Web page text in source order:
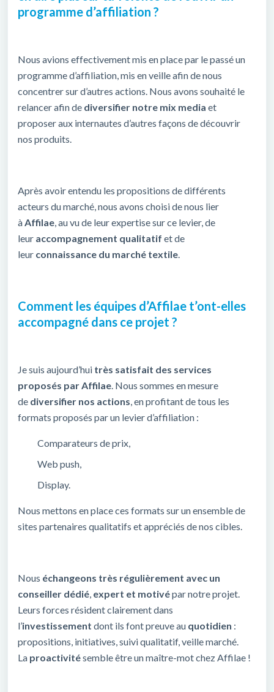
programme d’affiliation ?
Nous avions effectivement mis en place par le passé un
programme d’affiliation, mis en veille afin de nous
concentrer sur d’autres actions. Nous avons souhaité le
relancer afin de diversifier notre mix media et
proposer aux internautes d’autres façons de découvrir
nos produits.
Après avoir entendu les propositions de différents
acteurs du marché, nous avons choisi de nous lier
àAffilae, au vu de leur expertise sur ce levier, de
leur accompagnement qualitatif et de
leur connaissance du marché textile.
Comment les équipes d’Affilae t’ont-elles
accompagné dans ce projet ?
Je suis aujourd’hui très satisfait des services
proposés par Affilae. Nous sommes en mesure
de diversifier nos actions, en profitant de tous les
formats proposés par un levier d’affiliation :
Comparateurs de prix,
Web push,
Display.
Nous mettons en place ces formats sur un ensemble de
sites partenaires qualitatifs et appréciés de nos cibles.
Nous échangeons très régulièrement avec un
conseiller dédié, expert et motivépar notre projet.
Leurs forces résident clairement dans
l’investissement dont ils font preuve au quotidien :
propositions, initiatives, suivi qualitatif, veille marché.
La proactivitésemble être un maître-mot chez Affilae !